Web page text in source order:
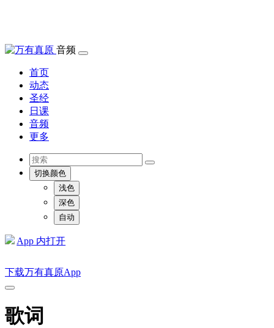
音频
首页
动态
圣经
日课
音频
更多
切换颜色
浅色
深色
自动
App 内打开
下载万有真原App
歌词